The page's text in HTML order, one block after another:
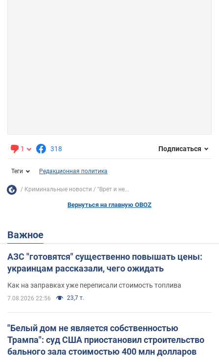
1 318 Подписаться
Теги Редакционная политика
Криминальные новости "Врет и не...
Вернуться на главную OBOZ
Важное
АЗС "готовятся" существенно повышать цены:
украинцам рассказали, чего ожидать
Как на заправках уже переписали стоимость топлива
7.08.2026 22:56 23,7 т.
"Белый дом не является собственностью
Трампа": суд США приостановил строительство
бального зала стоимостью 400 млн долларов